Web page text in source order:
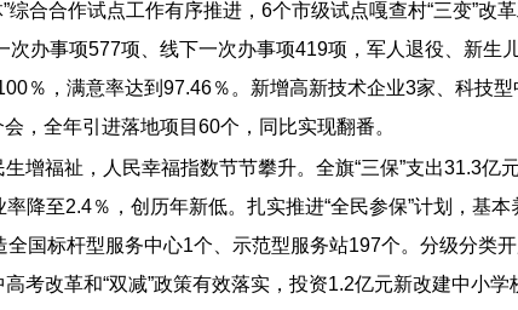
合合作试点工作有序推进，6个市级试点嘎查村“三变”
办事项577项、线下一次办事项419项，军人退役、新生
％，满意率达到97.46％。新增高新技术企业3家、科技
，全年引进落地项目60个，同比实现翻番。
增福祉，人民幸福指数节节攀升。全旗“三保”支出31.3
降至2.4％，创历年新低。扎实推进“全民参保”计划，基
国标杆型服务中心1个、示范型服务站197个。分级分类
考改革和“双减”政策有效落实，投资1.2亿元新改建中小